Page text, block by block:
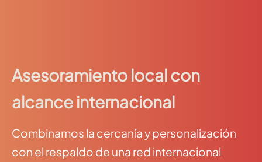
Asesoramiento local con
alcance internacional
Combinamos la cercanía y personalización
con el respaldo de una red internacional